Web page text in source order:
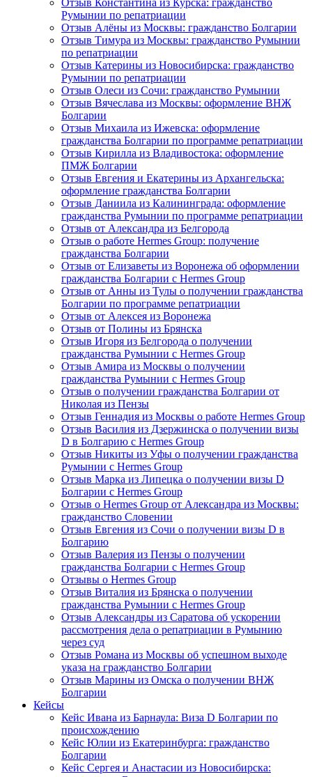
Отзыв Константина из Курска: гражданство
Румынии по репатриации
Отзыв Алёны из Москвы: гражданство Болгарии
Отзыв Тимура из Москвы: гражданство Румынии
по репатриации
Отзыв Катерины из Новосибирска: гражданство
Румынии по репатриации
Отзыв Олеси из Сочи: гражданство Румынии
Отзыв Вячеслава из Москвы: оформление ВНЖ
Болгарии
Отзыв Михаила из Ижевска: оформление
гражданства Болгарии по программе репатриации
Отзыв Кирилла из Владивостока: оформление
ПМЖ Болгарии
Отзыв Евгения и Екатерины из Архангельска:
оформление гражданства Болгарии
Отзыв Даниила из Калининграда: оформление
гражданства Румынии по программе репатриации
Отзыв от Александра из Белгорода
Отзыв о работе Hermes Group: получение
гражданства Болгарии
Отзыв от Елизаветы из Воронежа об оформлении
гражданства Болгарии с Hermes Group
Отзыв от Анны из Тулы о получении гражданства
Болгарии по программе репатриации
Отзыв от Алексея из Воронежа
Отзыв от Полины из Брянска
Отзыв Игоря из Белгорода о получении
гражданства Румынии с Hermes Group
Отзыв Амира из Москвы о получении
гражданства Румынии с Hermes Group
Отзыв о получении гражданства Болгарии от
Николая из Пензы
Отзыв Геннадия из Москвы о работе Hermes Group
Отзыв Василия из Дзержинска о получении визы
D в Болгарию с Hermes Group
Отзыв Никиты из Уфы о получении гражданства
Румынии с Hermes Group
Отзыв Марка из Липецка о получении визы D
Болгарии с Hermes Group
Отзыв о Hermes Group от Александра из Москвы:
гражданство Словении
Отзыв Евгения из Сочи о получении визы D в
Болгарию
Отзыв Валерия из Пензы о получении
гражданства Болгарии с Hermes Group
Отзывы о Hermes Group
Отзыв Виталия из Брянска о получении
гражданства Румынии с Hermes Group
Отзыв Александры из Саратова об ускорении
рассмотрения дела о репатриации в Румынию
через суд
Отзыв Романа из Москвы об успешном выходе
указа на гражданство Болгарии
Отзыв Марины из Омска о получении ВНЖ
Болгарии
Кейсы
Кейс Ивана из Барнаула: Виза D Болгарии по
происхождению
Кейс Юлии из Екатеринбурга: гражданство
Болгарии
Кейс Сергея и Анастасии из Новосибирска: